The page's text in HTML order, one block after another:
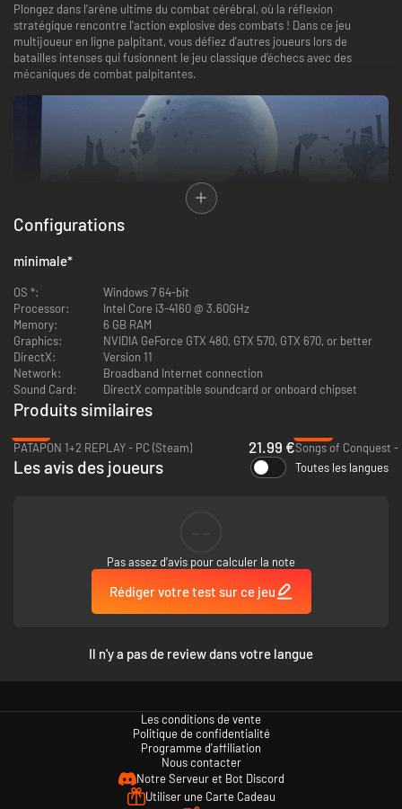
Plongez dans l'arène ultime du combat cérébral, où la réflexion
stratégique rencontre l'action explosive des combats ! Dans ce jeu
multijoueur en ligne palpitant, vous défiez d'autres joueurs lors de
batailles intenses qui fusionnent le jeu classique d'échecs avec des
mécaniques de combat palpitantes.
Avec des réflexes ultra-rapides et un sens aiguisé de la stratégie, vous
devrez surpasser vos adversaires sur l'échiquier tout en déchaînant des
combos dévastateurs et des coups spéciaux dans l'arène. Maîtrisez la
liste des combattants, chacun avec son propre style de combat unique et
ses capacités spéciales propres à chaque pièce d'échecs, toutes basées
sur des archétypes traditionnels de jeux de combat (zoner, grappler,
Êtes-vous prêt à devenir le grand maître de Checkmate Showdown ?
dès qu'une pièce attaque l'adversaire, un combat est engagé. L'attaquant
et le défenseur pourront bénéficier de l'assistance de tag d'autres pièces
à proximité, et l'attaquant aura un avantage en ayant son Ultime prêt à
Conçu en pensant à la diversité des joueurs, Checkmate Showdown
permettra aux nouveaux venus de passer un bon moment grâce à un
Configurations
minimale*
OS *:
Windows 7 64-bit
Processor:
Intel Core i3-4160 @ 3.60GHz
Memory:
6 GB RAM
Graphics:
NVIDIA GeForce GTX 480, GTX 570, GTX 670, or better
DirectX:
Version 11
Network:
Broadband Internet connection
Sound Card:
DirectX compatible soundcard or onboard chipset
Produits similaires
PATAPON 1+2 REPLAY - PC (Steam)
21.99 €Songs of Conquest -
Les avis des joueurs Toutes les langues
Pas assez d'avis pour calculer la note
Rédiger votre test sur ce jeu
Il n'y a pas de review dans votre langue
Les conditions de vente
Politique de confidentialité
Programme d'affiliation
Nous contacter
Notre Serveur et Bot Discord
Utiliser une Carte Cadeau